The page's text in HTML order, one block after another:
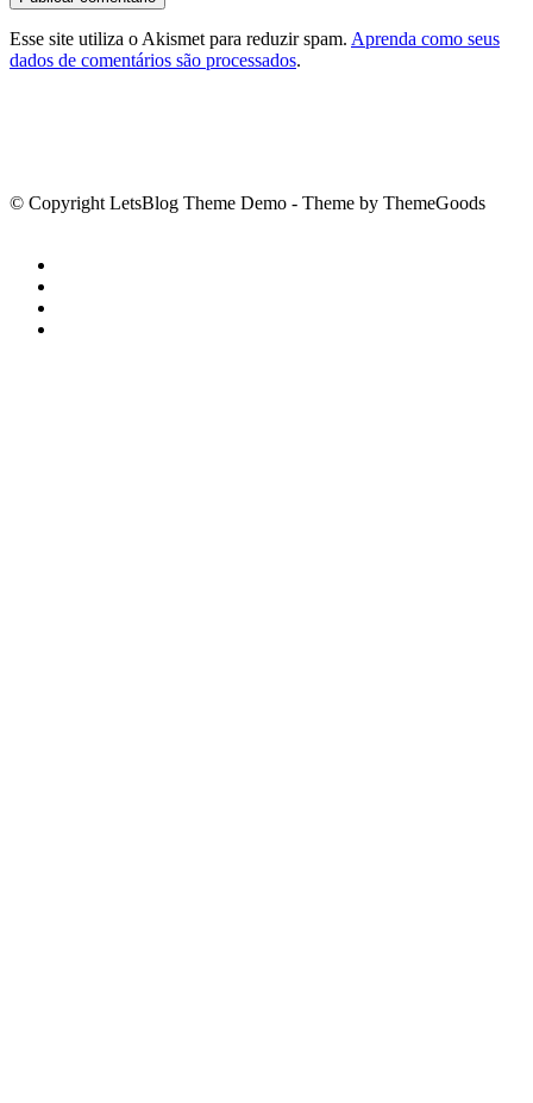
Esse site utiliza o Akismet para reduzir spam. Aprenda como seus
dados de comentários são processados.
© Copyright LetsBlog Theme Demo - Theme by ThemeGoods